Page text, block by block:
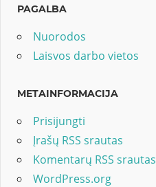
PAGALBA
Nuorodos
Laisvos darbo vietos
METAINFORMACIJA
Prisijungti
Įrašų RSS srautas
Komentarų RSS srautas
WordPress.org